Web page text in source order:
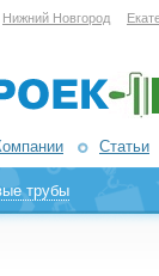
Нижний Новгород
Статьи
трубы